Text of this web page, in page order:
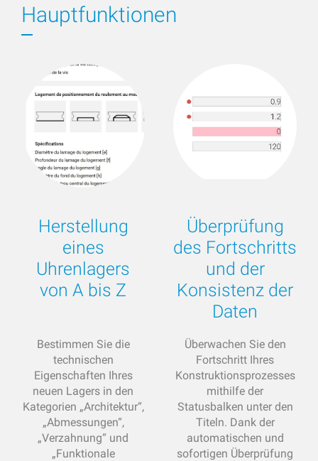
Hauptfunktionen
Herstellung
eines
Uhrenlagers
von A bis Z
Bestimmen Sie die
technischen
Eigenschaften Ihres
neuen Lagers in den
Kategorien „Architektur“,
„Abmessungen“,
„Verzahnung“ und
„Funktionale
Überprüfung
des Fortschritts
und der
Konsistenz der
Daten
Überwachen Sie den
Fortschritt Ihres
Konstruktionsprozesses
mithilfe der
Statusbalken unter den
Titeln. Dank der
automatischen und
sofortigen Überprüfung